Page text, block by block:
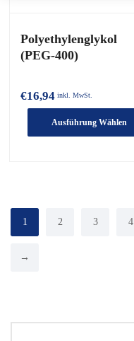
Polyethylenglykol
(PEG-400)
€16,94 inkl. MwSt.
Ausführung Wählen
Varianten.
Die
Optionen
auf
werden
1 2 3 4
→